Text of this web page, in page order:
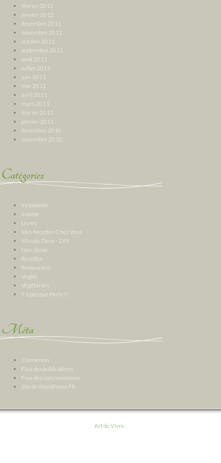
février 2012
janvier 2012
décembre 2011
novembre 2011
octobre 2011
septembre 2011
août 2011
juillet 2011
juin 2011
mai 2011
avril 2011
mars 2011
février 2011
janvier 2011
décembre 2010
novembre 2010
Catégories
Inclassable
Insolite
Livres
Mes Recettes Chez Vous
Minute Deco – DIY
Non classé
Recettes
Restaurants
Vegan
Végétarien
Y a pas que Paris !!!
Méta
Connexion
Flux des publications
Flux des commentaires
Site de WordPress-FR
Art de Vivre